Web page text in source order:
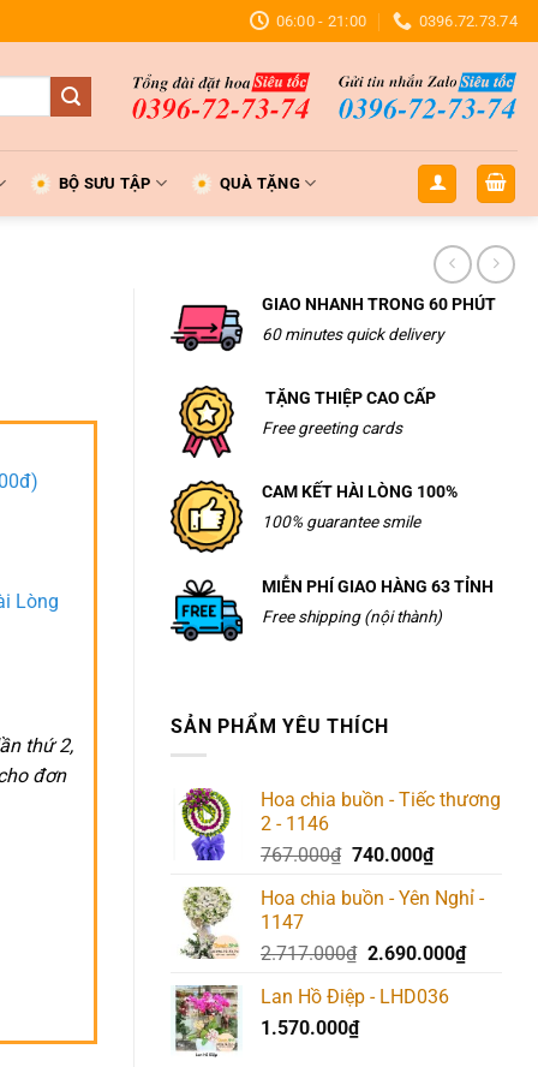
06:00 - 21:00 0396.72.73.74
BỘ SƯU TẬP QUÀ TẶNG
GIAO NHANH TRONG 60 PHÚT
60 minutes quick delivery
TẶNG THIỆP CAO CẤP
Free greeting cards
CAM KẾT HÀI LÒNG 100%
100% guarantee smile
MIỄN PHÍ GIAO HÀNG 63 TỈNH
Free shipping (nội thành)
SẢN PHẨM YÊU THÍCH
Hoa chia buồn - Tiếc thương
2 - 1146
767.000₫ Giá
là:
740.000₫Giá
tại
740.000₫.
Hoa chia buồn - Yên Nghỉ -
1147
2.717.000₫ Giá
là:
2.690.000₫Giá
Lan Hồ Điệp - LHD036
1.570.000₫
Lòng
thứ 2,
đơn